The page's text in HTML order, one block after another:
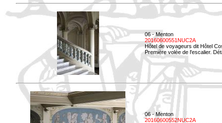
06 - Menton
20160600551NUC2A
Hôtel de voyageurs dit Hôtel
Première volée de l'escalier.
06 - Menton
20160600552NUC2A